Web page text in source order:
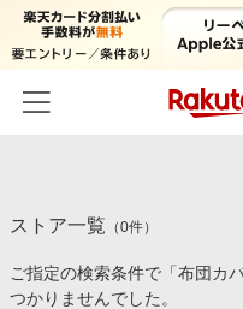
カテゴリー一覧
百貨店・総合ECモール
イベント一覧
ストア一覧 （0件）
ご指定の検索条件で「布団カ
つかりませんでした。